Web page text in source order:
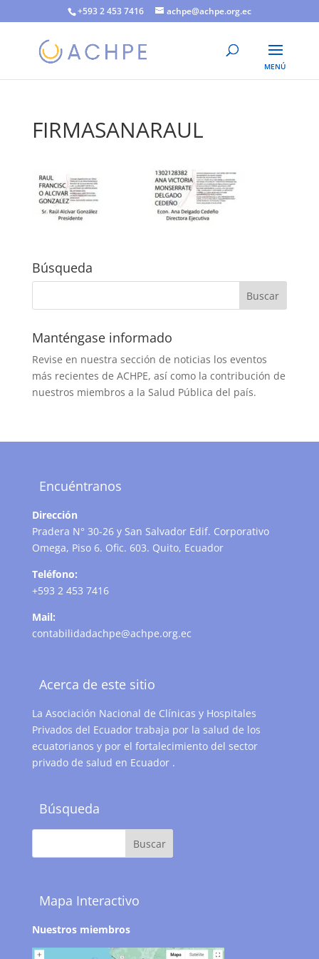
+593 2 453 7416 achpe@achpe.org.ec
FIRMASANARAUL
Búsqueda
Manténgase informado
Revise en nuestra sección de noticias los eventos
más recientes de ACHPE, así como la contribución de
nuestros miembros a la Salud Pública del país.
Encuéntranos
Dirección
Pradera N° 30-26 y San Salvador Edif. Corporativo
Omega, Piso 6. Ofic. 603. Quito, Ecuador
Teléfono:
+593 2 453 7416
Mail:
contabilidadachpe@achpe.org.ec
Acerca de este sitio
La Asociación Nacional de Clínicas y Hospitales
Privados del Ecuador trabaja por la salud de los
ecuatorianos y por el fortalecimiento del sector
privado de salud en Ecuador .
Búsqueda
Mapa Interactivo
Nuestros miembros